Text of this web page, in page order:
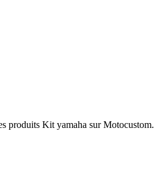
produits Kit yamaha sur Motocustom.